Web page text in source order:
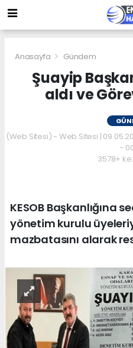
Anasayfa Gündem
Şuayip
aldı ve
(Web Sitesi) - Web Sitesi |
-
3578+
KESOB Başkanlığına
yönetim kurulu
mazbatasını alarak